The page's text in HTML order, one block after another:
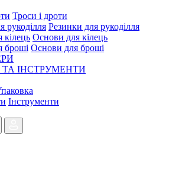
Троси і дроти
Резинки для рукоділля
Основи для кілець
Основи для броші
ІНСТРУМЕНТИ
Інструменти